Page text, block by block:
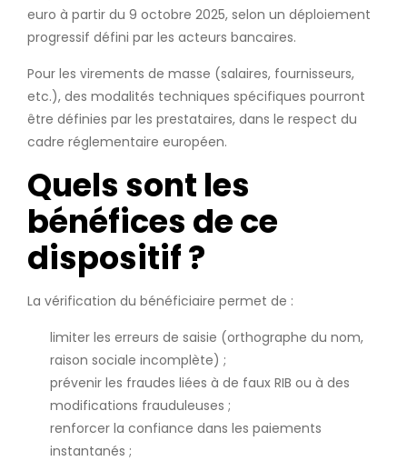
euro à partir du 9 octobre 2025, selon un déploiement
progressif défini par les acteurs bancaires.
Pour les virements de masse (salaires, fournisseurs,
etc.), des modalités techniques spécifiques pourront
être définies par les prestataires, dans le respect du
cadre réglementaire européen.
Quels sont les
bénéfices de ce
dispositif ?
La vérification du bénéficiaire permet de :
limiter les erreurs de saisie (orthographe du nom,
raison sociale incomplète) ;
prévenir les fraudes liées à de faux RIB ou à des
modifications frauduleuses ;
renforcer la confiance dans les paiements
instantanés ;